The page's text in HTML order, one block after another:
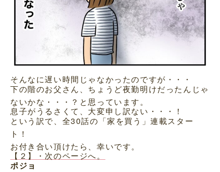
そんなに遅い時間じゃなかったのですが・・・
下の階のお父さん、ちょうど夜勤明けだったんじゃ
ないかな・・・？と思っています。
息子がうるさくて、大変申し訳ない・・・！
という訳で、全30話の「家を買う」連載スター
ト！
お付き合い頂けたら、幸いです。
【２】・次のページへ。
ポジョ